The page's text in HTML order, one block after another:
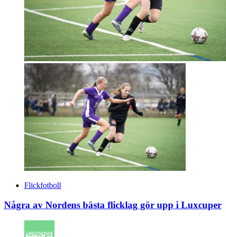
Flickfotboll
Några av Nordens bästa flicklag gör upp i Luxcuper